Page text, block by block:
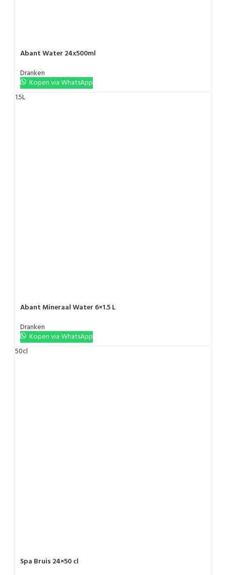
Abant Water 24x500ml
Dranken
Kopen via WhatsApp
1.5L
Abant Mineraal Water 6×1.5 L
Dranken
Kopen via WhatsApp
50cl
Spa Bruis 24×50 cl